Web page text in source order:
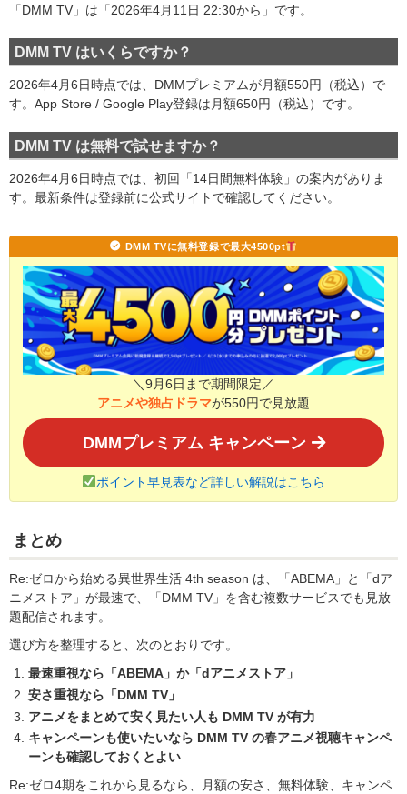
「DMM TV」は「2026年4月11日 22:30から」です。
DMM TV はいくらですか？
2026年4月6日時点では、DMMプレミアムが月額550円（税込）で
す。App Store / Google Play登録は月額650円（税込）です。
DMM TV は無料で試せますか？
2026年4月6日時点では、初回「14日間無料体験」の案内がありま
す。最新条件は登録前に公式サイトで確認してください。
DMM TVに無料登録で最大4500pt
＼9月6日まで期間限定／
アニメや独占ドラマが550円で見放題
DMMプレミアム キャンペーン
ポイント早見表など詳しい解説はこちら
まとめ
Re:ゼロから始める異世界生活 4th season は、「ABEMA」と「dア
ニメストア」が最速で、「DMM TV」を含む複数サービスでも見放
題配信されます。
選び方を整理すると、次のとおりです。
最速重視なら「ABEMA」か「dアニメストア」
安さ重視なら「DMM TV」
アニメをまとめて安く見たい人も DMM TV が有力
キャンペーンも使いたいなら DMM TV の春アニメ視聴キャンペ
ーンも確認しておくとよい
Re:ゼロ4期をこれから見るなら、月額の安さ、無料体験、キャンペ